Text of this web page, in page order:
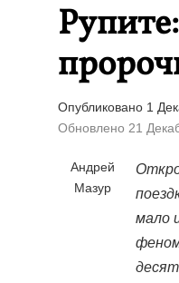
Опубликовано 1
Обновлено 21
Андрей
Мазур
мало